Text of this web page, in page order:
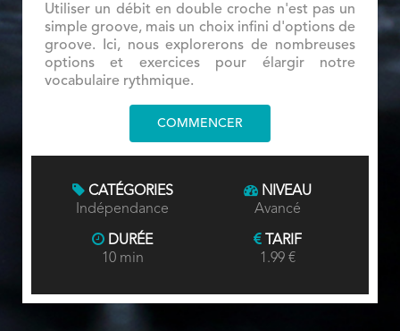
Utiliser un débit en double croche n'est pas un
simple groove, mais un choix infini d'options de
groove. Ici, nous explorerons de nombreuses
options et exercices pour élargir notre
vocabulaire rythmique.
COMMENCER
CATÉGORIES
Indépendance
NIVEAU
Avancé
DURÉE
10 min
TARIF
1.99 €